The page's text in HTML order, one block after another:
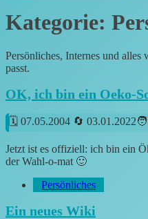
Kategorie:
Persönliches, Internes und alles
passt.
OK, ich bin ein Oeko-
07.05.2004 03.01.2022
Jetzt ist es offiziell: ich bin ein
der Wahl-o-mat 🙂
Persönliches
Ein neues Wiki